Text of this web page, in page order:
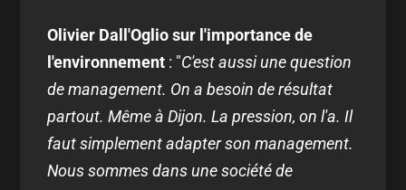
Olivier Dall'Oglio sur l'importance de
l'environnement : "C'est aussi une question
de management. On a besoin de résultat
partout. Même à Dijon. La pression, on l'a. Il
faut simplement adapter son management.
Nous sommes dans une société de